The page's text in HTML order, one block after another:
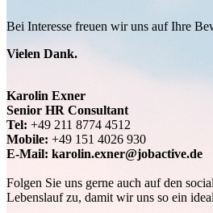
Bei Interesse freuen wir uns auf Ihre
Vielen Dank.
Karolin Exner
Senior HR Consultant
Tel: +49 211 8774 4512
Mobile: +49 151 4026 930
E-Mail: karolin.exner@jobactive.de
Folgen Sie uns gerne auch auf den
Lebenslauf zu, damit wir uns so ein